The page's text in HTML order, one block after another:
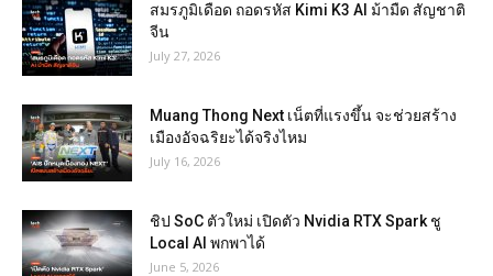
สมรภูมิเดือด ถอดรหัส Kimi K3 AI ม้ามืด สัญชาติ
จีน
July 27, 2026
Muang Thong Next เน็ตที่แรงขึ้น จะช่วยสร้าง
เมืองอัจฉริยะได้จริงไหม
July 16, 2026
ชิป SoC ตัวใหม่ เปิดตัว Nvidia RTX Spark ชู
Local AI พกพาได้
June 5, 2026